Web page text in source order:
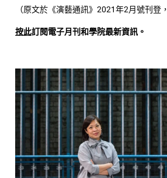
（原文於《演藝通訊》2021年2月號刊登，
按此訂閱電子月刊和學院最新資訊。